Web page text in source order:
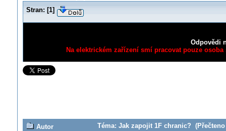
Stran: [1]
Odpovědi
Na elektrickém zařízení smí pracovat pouze
Autor
Téma: Jak zapojit 1F chranic? (Přečteno